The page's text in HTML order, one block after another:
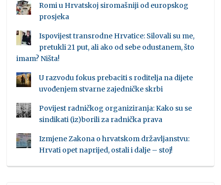
Romi u Hrvatskoj siromašniji od europskog
prosjeka
Ispovijest transrodne Hrvatice: Silovali su me,
pretukli 21 put, ali ako od sebe odustanem, što
imam? Ništa!
U razvodu fokus prebaciti s roditelja na dijete
uvođenjem stvarne zajedničke skrbi
Povijest radničkog organiziranja: Kako su se
sindikati (iz)borili za radnička prava
Izmjene Zakona o hrvatskom državljanstvu:
Hrvati opet naprijed, ostali i dalje – stoj!